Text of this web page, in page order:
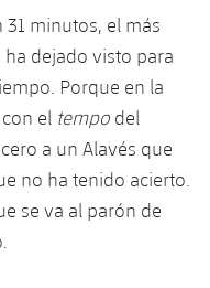
minutos, el más
dejado visto para
Porque en la
el tempo del
a un Alavés que
no ha tenido acierto.
se va al parón de